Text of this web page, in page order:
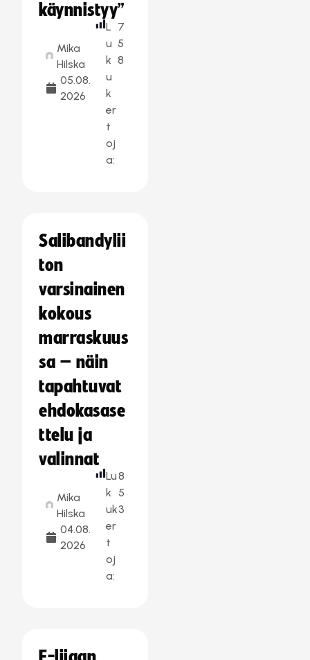
käynnistyy”
Mika
Hilska
05.08.
2026
L
u
k
u
k
er
t
oj
a:
7
5
8
Salibandylii
ton
varsinainen
kokous
marraskuus
sa – näin
tapahtuvat
ehdokasase
ttelu ja
valinnat
Mika
Hilska
04.08.
2026
Lu
k
uk
er
t
oj
a:
8
5
3